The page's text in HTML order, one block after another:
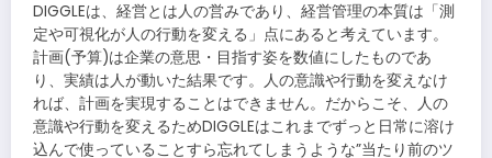
DIGGLEは、経営とは人の営みであり、経営管理の本質は「測
定や可視化が人の行動を変える」点にあると考えています。
計画(予算)は企業の意思・目指す姿を数値にしたものであ
り、実績は人が動いた結果です。人の意識や行動を変えなけ
れば、計画を実現することはできません。だからこそ、人の
意識や行動を変えるためDIGGLEはこれまでずっと日常に溶け
込んで使っていることすら忘れてしまうような”当たり前のツ